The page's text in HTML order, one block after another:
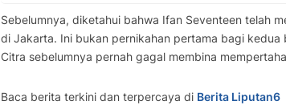
Sebelumnya, diketahui bahwa Ifan Seventeen telah
di Jakarta. Ini bukan pernikahan pertama bagi
Citra sebelumnya pernah gagal membina
Baca berita terkini dan terpercaya di Berita Liputan6